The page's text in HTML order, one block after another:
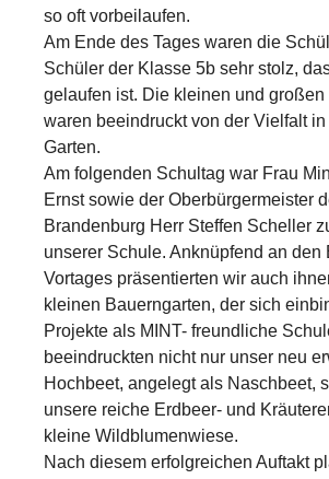
so oft vorbeilaufen.
Am Ende des Tages waren die
Schüler der Klasse 5b sehr stolz,
gelaufen ist. Die kleinen und großen
waren beeindruckt von der Vielfalt
Garten.
Am folgenden Schultag war Frau
Ernst sowie der Oberbürgermeister
Brandenburg Herr Steffen Scheller
unserer Schule. Anknüpfend an den
Vortages präsentierten wir auch
kleinen Bauerngarten, der sich
Projekte als MINT- freundliche
beeindruckten nicht nur unser neu
Hochbeet, angelegt als Naschbeet,
unsere reiche Erdbeer- und
kleine Wildblumenwiese.
Nach diesem erfolgreichen Auftakt